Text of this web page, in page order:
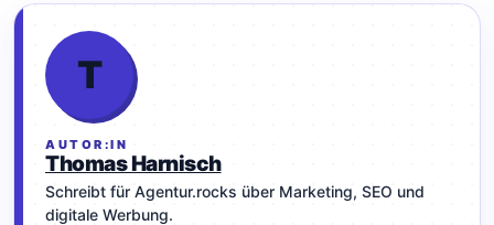
T
AUTOR:IN
Thomas Harnisch
Schreibt für Agentur.rocks über Marketing, SEO und
digitale Werbung.